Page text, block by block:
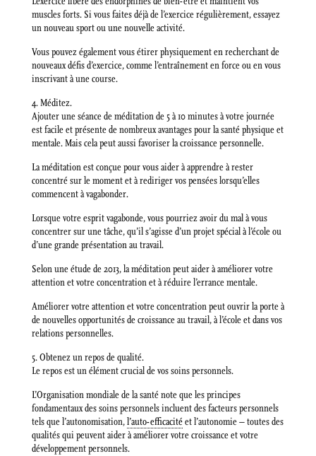
muscles forts. Si vous faites déjà de l’exercice régulièrement, essayez
un nouveau sport ou une nouvelle activité.
Vous pouvez également vous étirer physiquement en recherchant de
nouveaux défis d’exercice, comme l’entraînement en force ou en vous
inscrivant à une course.
4. Méditez.
Ajouter une séance de méditation de 5 à 10 minutes à votre journée
est facile et présente de nombreux avantages pour la santé physique et
mentale. Mais cela peut aussi favoriser la croissance personnelle.
La méditation est conçue pour vous aider à apprendre à rester
concentré sur le moment et à rediriger vos pensées lorsqu’elles
commencent à vagabonder.
Lorsque votre esprit vagabonde, vous pourriez avoir du mal à vous
concentrer sur une tâche, qu’il s’agisse d’un projet spécial à l’école ou
d’une grande présentation au travail.
Selon une étude de 2013, la méditation peut aider à améliorer votre
attention et votre concentration et à réduire l’errance mentale.
Améliorer votre attention et votre concentration peut ouvrir la porte à
de nouvelles opportunités de croissance au travail, à l’école et dans vos
relations personnelles.
5. Obtenez un repos de qualité.
Le repos est un élément crucial de vos soins personnels.
L’Organisation mondiale de la santé note que les principes
fondamentaux des soins personnels incluent des facteurs personnels
tels que l’autonomisation,l’auto-efficacitéet l’autonomie – toutes des
qualités qui peuvent aider à améliorer votre croissance et votre
développement personnels.